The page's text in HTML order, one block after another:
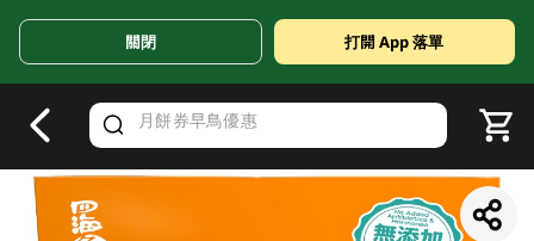
Valid Until 30 June 2026
關閉 打開 App 落單